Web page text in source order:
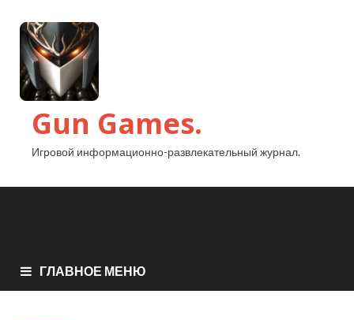
Gun Games.
Игровой информационно-развлекательный журнал.
ГЛАВНОЕ МЕНЮ